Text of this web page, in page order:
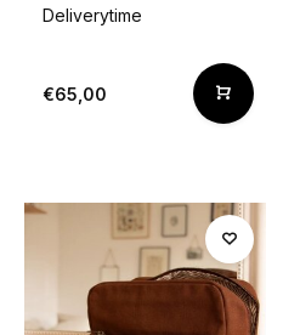
Deliverytime
€65,00